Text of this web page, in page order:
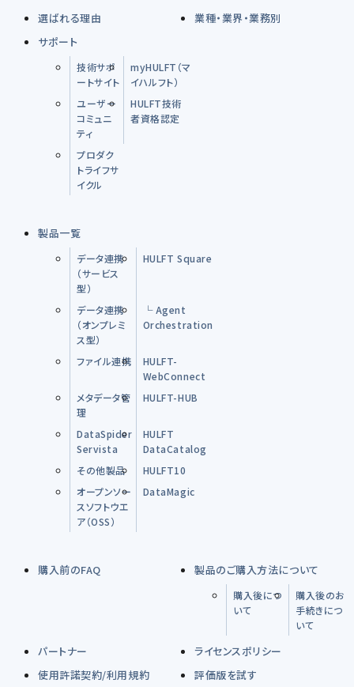
選ばれる理由
業種・業界・業務別
サポート
技術サポ
ートサイト
myHULFT（マ
イハルフト）
ユーザー
コミュニ
ティ
HULFT技術
者資格認定
プロダク
トライフサ
イクル
製品一覧
データ連携
（サービス
型）
HULFT Square
データ連携
（オンプレミ
ス型）
└ Agent
Orchestration
ファイル連携
HULFT-
WebConnect
メタデータ管
理
HULFT-HUB
DataSpider
Servista
HULFT
DataCatalog
その他製品
HULFT10
オープンソー
スソフトウエ
ア（OSS）
DataMagic
購入前のFAQ 製品のご購入方法について
購入後につ
いて
購入後のお
手続きにつ
いて
パートナー
ライセンスポリシー
使用許諾契約/利用規約
評価版を試す